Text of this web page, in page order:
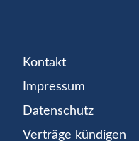
Kontakt
Impressum
Datenschutz
Verträge kündigen